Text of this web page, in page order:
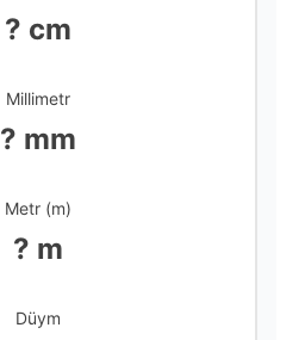
? cm
Millimetr
? mm
Metr (m)
? m
Düym